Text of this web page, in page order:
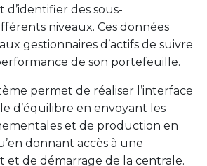
des sous-
niveaux. Ces données
gestionnaires d’actifs de suivre
de son portefeuille.
permet de réaliser l’interface
d’équilibre en envoyant les
et de production en
donnant accès à une
et de démarrage de la centrale.